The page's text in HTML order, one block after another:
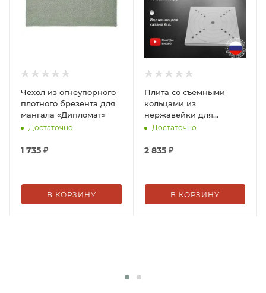
Чехол из огнеупорного
плотного брезента для
мангала «Дипломат»
Достаточно
1 735 ₽
В КОРЗИНУ
Плита со съемными
кольцами из
нержавейки для
мангала KOLUNDROV
Достаточно
2 835 ₽
В КОРЗИНУ